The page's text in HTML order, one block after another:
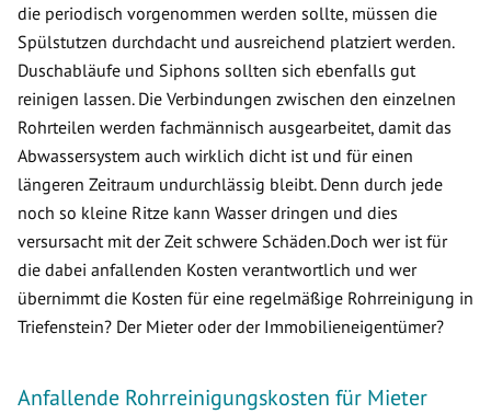
die periodisch vorgenommen werden sollte, müssen die
Spülstutzen durchdacht und ausreichend platziert werden.
Duschabläufe und Siphons sollten sich ebenfalls gut
reinigen lassen. Die Verbindungen zwischen den einzelnen
Rohrteilen werden fachmännisch ausgearbeitet, damit das
Abwassersystem auch wirklich dicht ist und für einen
längeren Zeitraum undurchlässig bleibt. Denn durch jede
noch so kleine Ritze kann Wasser dringen und dies
versursacht mit der Zeit schwere Schäden.Doch wer ist für
die dabei anfallenden Kosten verantwortlich und wer
übernimmt die Kosten für eine regelmäßige Rohrreinigung in
Triefenstein? Der Mieter oder der Immobilieneigentümer?
Anfallende Rohrreinigungskosten für Mieter